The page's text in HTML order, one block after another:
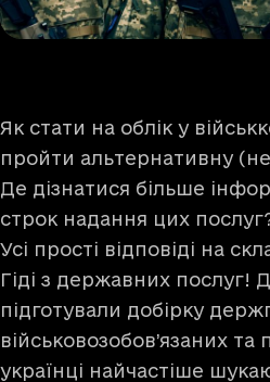
Як стати на облік у
пройти альтернативну
Де дізнатися більше
строк надання цих
Усі прості відповіді на
Гіді з державних послуг!
підготували добірку
військовозобов’язаних та
українці найчастіше